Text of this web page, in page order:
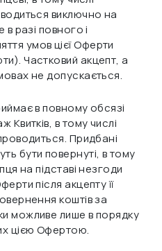
виключно на
в разі повного і
умов цієї Оферти
Частковий акцепт, а
не допускається.
в повному обсязі
Квитків, в тому числі
Придбані
бути повернуті, в тому
на підставі незгоди
після акцепту її
коштів за
можливе лише в порядку
цією Офертою.